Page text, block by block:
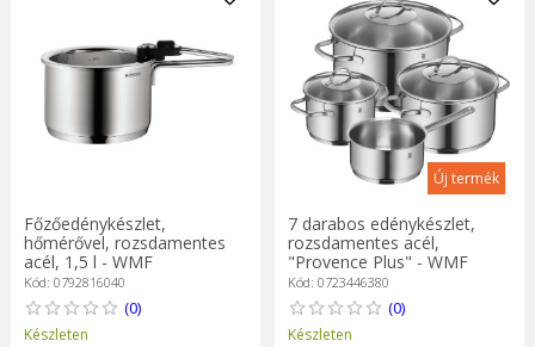
Főzőedénykészlet,
hőmérővel, rozsdamentes
acél, 1,5 l - WMF
Kód: 0792816040
(0)
Készleten
Új termék
7 darabos edénykészlet,
rozsdamentes acél,
"Provence Plus" - WMF
Kód: 0723446380
(0)
Készleten